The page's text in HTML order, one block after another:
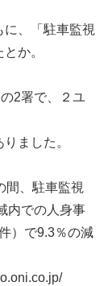
に、「駐車監視
か。
2署で、２ユ
ました。
間、駐車監視
内での人身事
）で9.3％の減